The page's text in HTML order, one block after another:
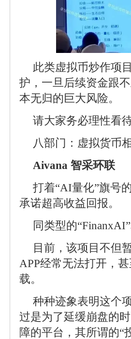
此类虚拟币炒作项
护，一旦后续资金跟
本无归的巨大风险。
请大家务必理性看
八部门：虚拟货币
Aivana 智采环联
打着“AI量化”旗号
承诺超高收益回报。
同类型的
目前，该项目不但
APP经常无法打开，
载。
种种迹象表明这个
过是为了延缓崩盘的
障的平台，其所谓的“